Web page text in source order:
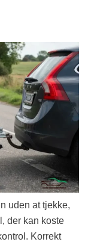
uden at tjekke,
der kan koste
Korrekt